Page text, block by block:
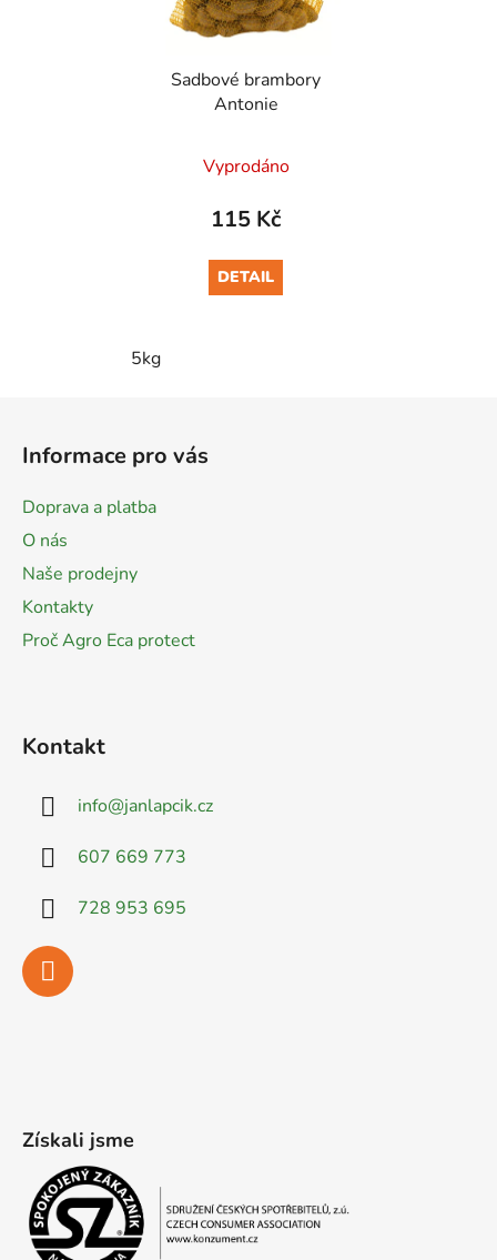
Sadbové brambory
Antonie
Vyprodáno
115 Kč
DETAIL
5kg
Informace pro vás
Doprava a platba
O nás
Naše prodejny
Kontakty
Proč Agro Eca protect
Kontakt
info@janlapcik.cz
607 669 773
728 953 695
Získali jsme